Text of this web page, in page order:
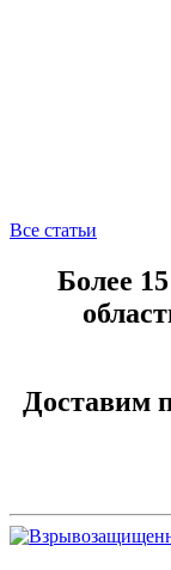
Все статьи
Более
Доставим